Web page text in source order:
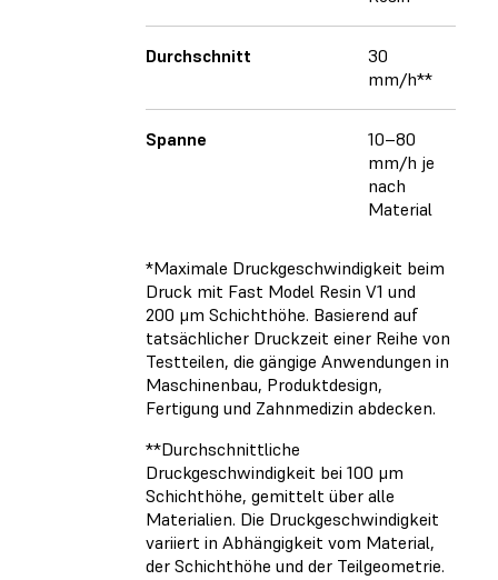
Durchschnitt
30
mm/h**
Spanne
10–80
mm/h je
nach
Material
*Maximale Druckgeschwindigkeit beim
Druck mit Fast Model Resin V1 und
200 μm Schichthöhe. Basierend auf
tatsächlicher Druckzeit einer Reihe von
Testteilen, die gängige Anwendungen in
Maschinenbau, Produktdesign,
Fertigung und Zahnmedizin abdecken.
**Durchschnittliche
Druckgeschwindigkeit bei 100 μm
Schichthöhe, gemittelt über alle
Materialien. Die Druckgeschwindigkeit
variiert in Abhängigkeit vom Material,
der Schichthöhe und der Teilgeometrie.